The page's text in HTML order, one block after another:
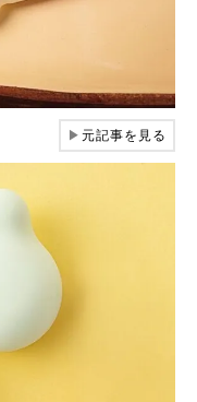
▶元記事を見る